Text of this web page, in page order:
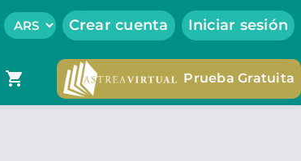
Crear cuenta Iniciar sesión
shopping_cart Prueba Gratuita